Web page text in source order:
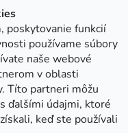
poskytovanie funkcií
používame súbory
naše webové
v oblasti
Títo partneri môžu
ďalšími údajmi, ktoré
keď ste používali